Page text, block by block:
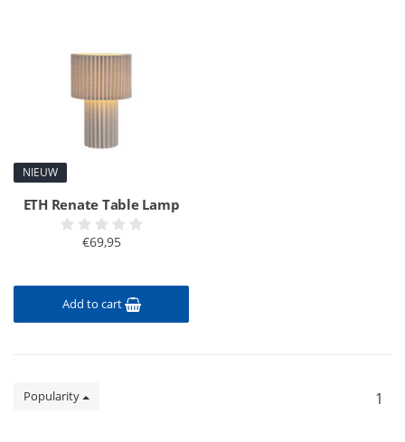
NIEUW
ETH Renate Table Lamp
€69,95
Add to cart
Popularity 1